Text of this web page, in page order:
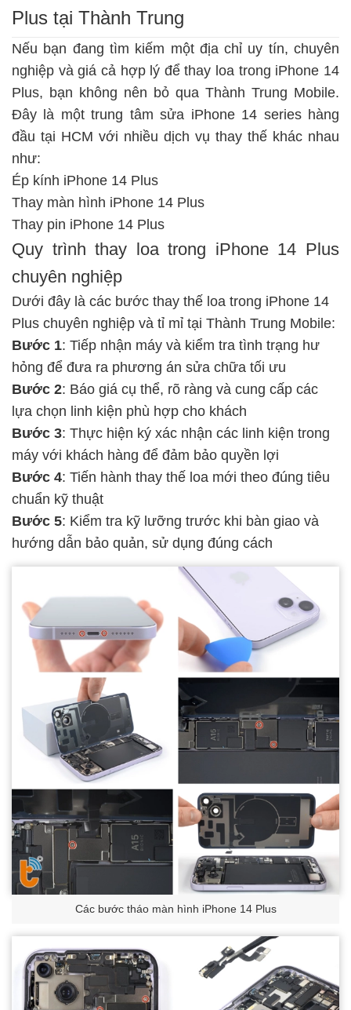
Plus tại Thành Trung
Nếu bạn đang tìm kiếm một địa chỉ uy tín, chuyên
nghiệp và giá cả hợp lý để thay loa trong iPhone 14
Plus, bạn không nên bỏ qua Thành Trung Mobile.
Đây là một trung tâmsửa iPhone 14 series hàng
đầu tại HCM với nhiều dịch vụ thay thế khác nhau
như:
Ép kính iPhone 14 Plus
Thay màn hình iPhone 14 Plus
Thay pin iPhone 14 Plus
Quy trình thay loa trong iPhone 14 Plus
chuyên nghiệp
Dưới đây là các bước thay thế loa trong iPhone 14
Plus chuyên nghiệp và tỉ mỉ tại Thành Trung Mobile:
Bước 1: Tiếp nhận máy và kiểm tra tình trạng hư
hỏng để đưa ra phương án sửa chữa tối ưu
Bước 2: Báo giá cụ thể, rõ ràng và cung cấp các
lựa chọn linh kiện phù hợp cho khách
Bước 3: Thực hiện ký xác nhận các linh kiện trong
máy với khách hàng để đảm bảo quyền lợi
Bước 4: Tiến hành thay thế loa mới theo đúng tiêu
chuẩn kỹ thuật
Bước 5: Kiểm tra kỹ lưỡng trước khi bàn giao và
hướng dẫn bảo quản, sử dụng đúng cách
Các bước tháo màn hình iPhone 14 Plus